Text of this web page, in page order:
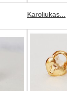
Karoliukas...